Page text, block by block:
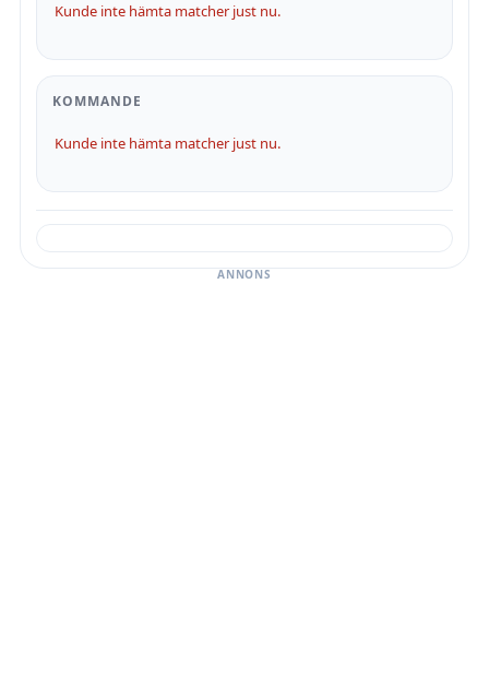
Kunde inte hämta matcher just nu.
KOMMANDE
Kunde inte hämta matcher just nu.
ANNONS